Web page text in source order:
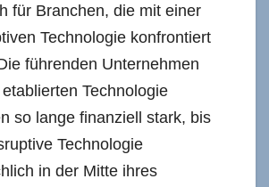
für Branchen, die mit einer
Technologie konfrontiert
führenden Unternehmen
Technologie
so lange finanziell stark, bis
Technologie
in der Mitte ihres